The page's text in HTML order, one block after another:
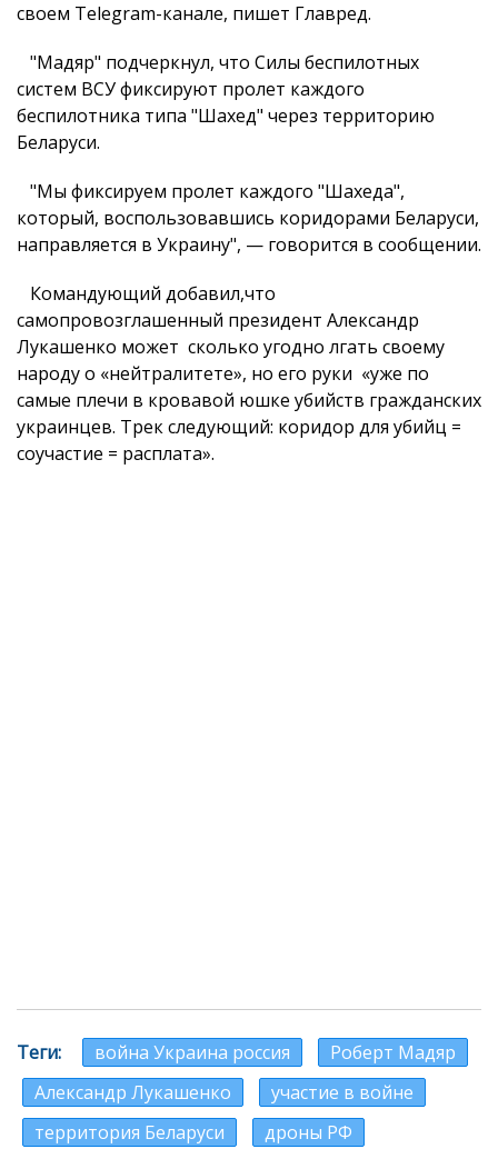
своем Telegram-канале, пишет Главред.
"Мадяр" подчеркнул, что Силы беспилотных
систем ВСУ фиксируют пролет каждого
беспилотника типа "Шахед" через территорию
Беларуси.
"Мы фиксируем пролет каждого "Шахеда",
который, воспользовавшись коридорами Беларуси,
направляется в Украину", — говорится в сообщении.
Командующий добавил,что
самопровозглашенный президент Александр
Лукашенко может сколько угодно лгать своему
народу о «нейтралитете», но его руки «уже по
самые плечи в кровавой юшке убийств гражданских
украинцев. Трек следующий: коридор для убийц =
соучастие = расплата».
Теги война Украина россия
Роберт Мадяр
Александр Лукашенко
участие в войне
территория Беларуси
дроны РФ